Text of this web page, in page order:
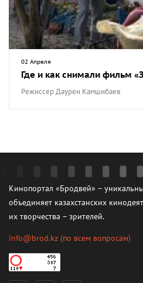
02 Апреля
Где и как снимали фильм
Режиссер Даурен Камшибаев
Кинопортал «Бродвей» –
объединяет казахстанских
их творчества – зрителей.
info@brod.kz (по всем вопросам)